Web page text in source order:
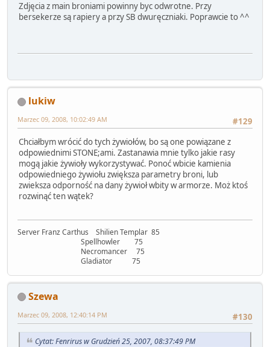
Zdjęcia z main broniami powinny byc odwrotne. Przy
bersekerze są rapiery a przy SB dwuręczniaki. Poprawcie to ^^
lukiw
#129
Marzec 09, 2008, 10:02:49 AM
Chciałbym wrócić do tych żywiołów, bo są one powiązane z
odpowiednimi STONE;ami. Zastanawia mnie tylko jakie rasy
mogą jakie żywioły wykorzystywać. Ponoć wbicie kamienia
odpowiedniego żywiołu zwiększa parametry broni, lub
zwieksza odporność na dany żywioł wbity w armorze. Moż ktoś
rozwinąć ten wątek?
Server Franz Carthus Shilien Templar 85
Spellhowler 75
Necromancer 75
Gladiator 75
Szewa
#130
Marzec 09, 2008, 12:40:14 PM
Cytat: Fenrirus w Grudzień 25, 2007, 08:37:49 PM